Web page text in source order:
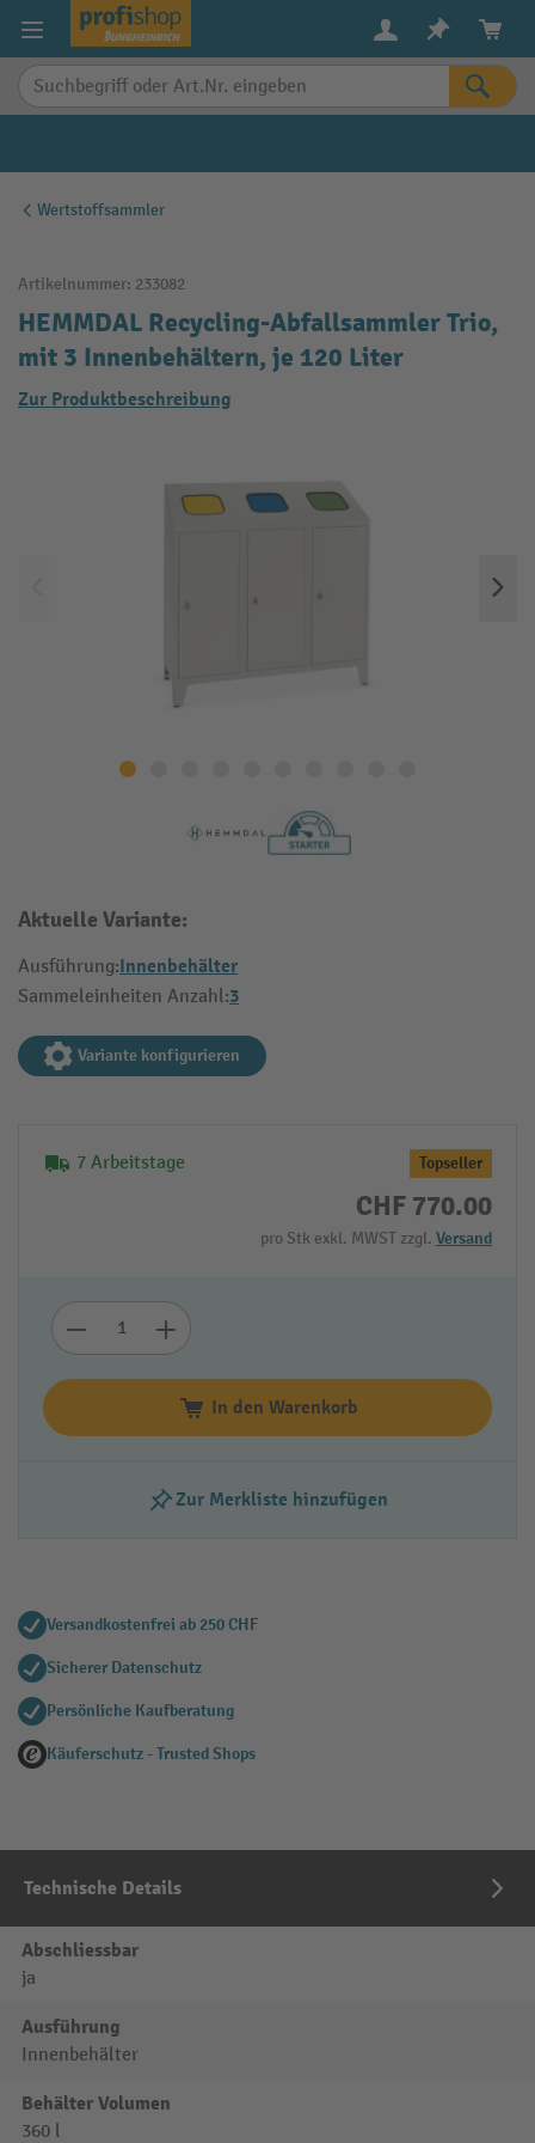
springen
Wertstoffsammler
Artikelnummer: 233082
HEMMDAL Recycling-Abfallsammler Trio,
mit 3 Innenbehältern, je 120 Liter
Zur Produktbeschreibung
Aktuelle Variante:
Ausführung:Innenbehälter
Sammeleinheiten Anzahl:3
Variante konfigurieren
7 Arbeitstage Topseller
CHF 770.00
pro Stk exkl. MWST zzgl. Versand
In den Warenkorb
Zur Merkliste hinzufügen
Versandkostenfrei ab 250 CHF
Sicherer Datenschutz
Persönliche Kaufberatung
Käuferschutz - Trusted Shops
Technische Details
Abschliessbar
ja
Ausführung
Innenbehälter
Behälter Volumen
360 l